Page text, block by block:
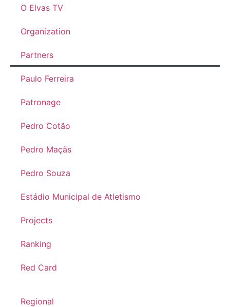
O Elvas TV
Organization
Partners
Paulo Ferreira
Patronage
Pedro Cotão
Pedro Maçãs
Pedro Souza
Estádio Municipal de Atletismo
Projects
Ranking
Red Card
Regional